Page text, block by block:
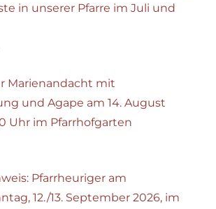
in unserer Pfarre im Juli und
Marienandacht mit
und Agape am 14. August
Uhr im Pfarrhofgarten
Pfarrheuriger am
12./13. September 2026, im